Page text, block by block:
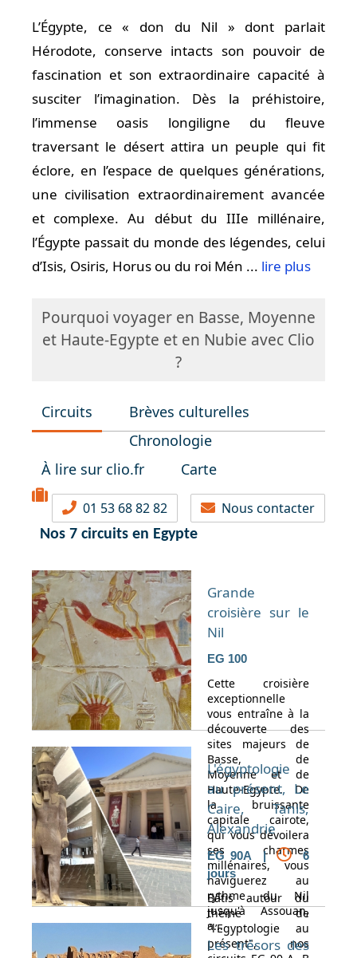
L’Égypte, ce « don du Nil » dont parlait
Hérodote, conserve intacts son pouvoir de
fascination et son extraordinaire capacité à
susciter l’imagination. Dès la préhistoire,
l’immense oasis longiligne du fleuve
traversant le désert attira un peuple qui fit
éclore, en l’espace de quelques générations,
une civilisation extraordinairement avancée
et complexe. Au début du IIIe millénaire,
l’Égypte passait du monde des légendes, celui
d’Isis, Osiris, Horus ou du roi Mén ... lire plus
Pourquoi voyager en Basse, Moyenne
et Haute-Egypte et en Nubie avec Clio
?
Circuits
Brèves culturelles
Chronologie
À lire sur clio.fr
Carte
01 53 68 82 82 Nous contacter
Nos 7 circuits en Egypte
Grande
croisière sur le
Nil
EG 100
Cette croisière
exceptionnelle
vous entraîne à la
découverte des
sites majeurs de
Basse, de
Moyenne et de
Haute-Egypte. De
la bruissante
capitale cairote,
qui vous dévoilera
ses charmes
millénaires, vous
naviguerez au
rythme du Nil
jusqu'à Assouan,
a...
L'égyptologie
au présent, Le
Caire, Tanis,
Alexandrie
EG 90A |
6
jours
Bâtis autour du
thème de
"l’Egyptologie au
présent", nos
Les trésors des